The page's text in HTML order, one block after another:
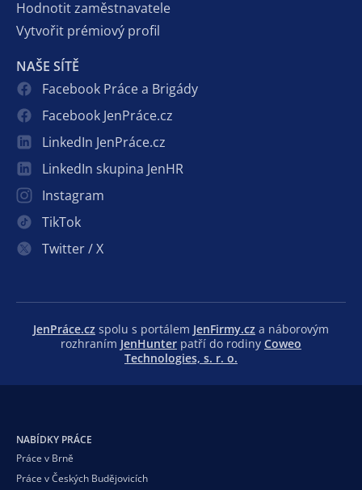
Hodnotit zaměstnavatele
Vytvořit prémiový profil
NAŠE SÍTĚ
Facebook Práce a Brigády
Facebook JenPráce.cz
LinkedIn JenPráce.cz
LinkedIn skupina JenHR
Instagram
TikTok
Twitter / X
JenPráce.cz spolu s portálem JenFirmy.cz a náborovým
rozhraním JenHunter patří do rodiny Coweo
Technologies, s. r. o.
NABÍDKY PRÁCE
Práce v Brně
Práce v Českých Budějovicích